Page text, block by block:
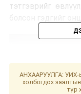
тэтгэврийг
АНХААРУУЛГА: УИХ-
холбогдох
түр